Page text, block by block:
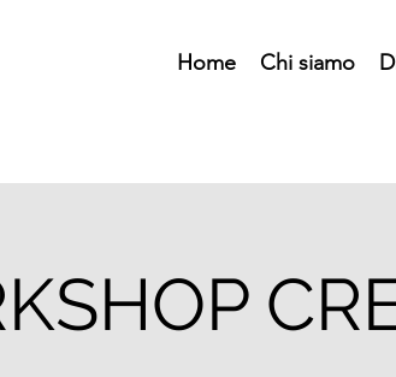
Home Chi siamo